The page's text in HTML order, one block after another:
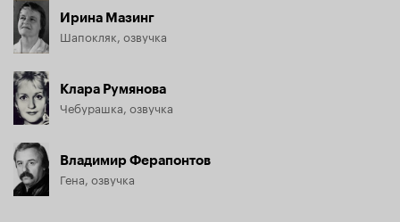
Ирина Мазинг
Шапокляк, озвучка
Клара Румянова
Чебурашка, озвучка
Владимир Ферапонтов
Гена, озвучка